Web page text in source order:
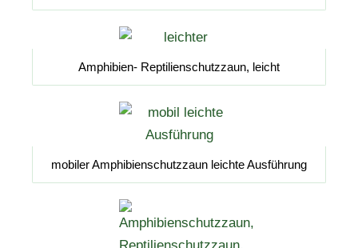
Amphibien- Reptilienschutzzaun, leicht
mobiler Amphibienschutzzaun leichte Ausführung